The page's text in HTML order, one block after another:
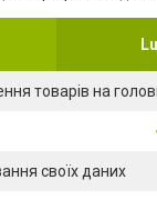
товарів на
своїх даних